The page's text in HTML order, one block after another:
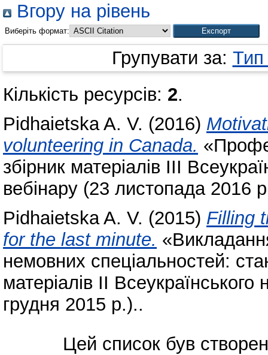
Вгору на рівень
Виберіть формат:
Групувати за: Тип
Кількість ресурсів: 2.
Pidhaietska A. V. (2016)
volunteering in Canada.
збірник матеріалів IІІ
вебінару (23 листопада 2016
Pidhaietska A. V. (2015) Filling
for the last minute.
немовних спеціальностей:
матеріалів ІІ
грудня 2015 р.)..
Цей список був